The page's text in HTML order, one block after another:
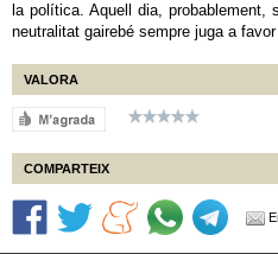
la política. Aquell dia, probablement,
neutralitat gairebé sempre juga a
VALORA
COMPARTEIX